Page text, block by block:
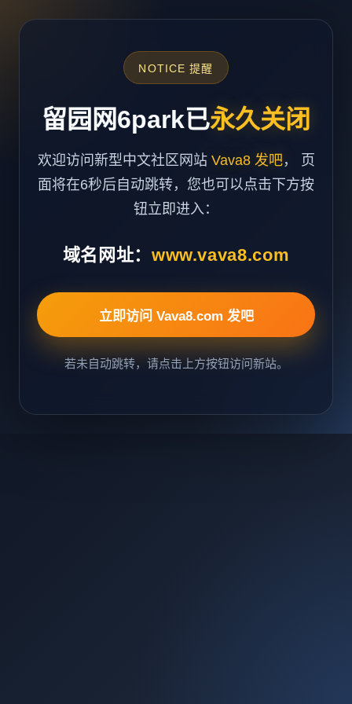
NOTICE 提醒
留园网6park已永久关闭
欢迎访问新型中文社区网站 Vava8 发吧， 页
面将在6秒后自动跳转，您也可以点击下方按
钮立即进入：
域名网址： www.vava8.com
立即访问 Vava8.com 发吧
若未自动跳转，请点击上方按钮访问新站。